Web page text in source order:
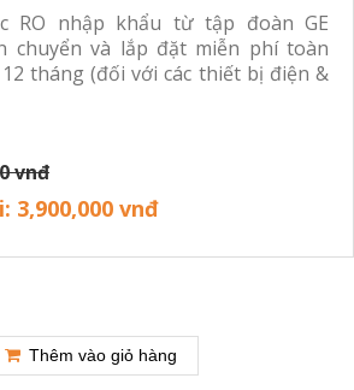
RO nhập khẩu từ tập đoàn GE
chuyển và lắp đặt miễn phí toàn
tháng (đối với các thiết bị điện &
vnđ
3,900,000 vnđ
Thêm vào giỏ hàng